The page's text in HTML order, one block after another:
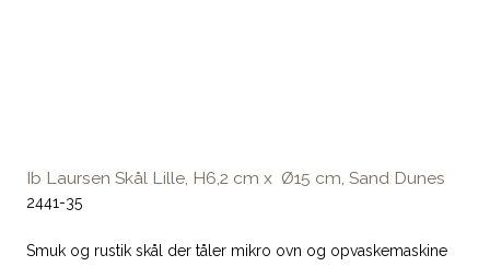
Ib Laursen Skål Lille, H6,2 cm x Ø15 cm, Sand Dunes
2441-35
Smuk og rustik skål der tåler mikro ovn og opvaskemaskine